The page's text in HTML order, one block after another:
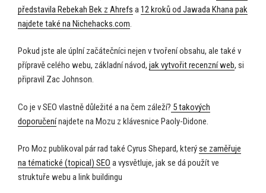
představila Rebekah Bek z Ahrefs a12 kroků od Jawada Khana pak
najdete také na Nichehacks.com.
Pokud jste ale úplní začátečníci nejen v tvoření obsahu, ale také v
přípravě celého webu, základní návod, jak vytvořit recenzní web, si
připravil Zac Johnson.
Co je v SEO vlastně důležité a na čem záleží? 5 takových
doporučenínajdete na Mozu z klávesnice Paoly-Didone.
Pro Moz publikoval pár rad také Cyrus Shepard, kterýse zaměřuje
na tématické (topical) SEO a vysvětluje, jak se dá použít ve
struktuře webu a link buildingu